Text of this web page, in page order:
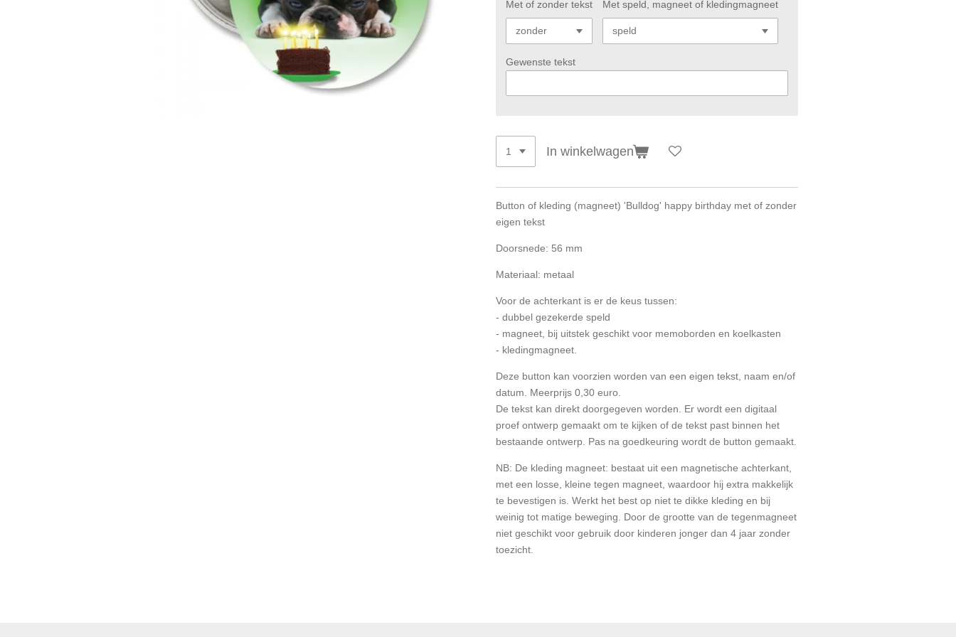
Met of zonder tekst Met speld, magneet of kledingmagneet
Gewenste tekst
In winkelwagen
Button of kleding (magneet) 'Bulldog' happy birthday met of zonder
eigen tekst
Doorsnede: 56 mm
Materiaal: metaal
Voor de achterkant is er de keus tussen:
- dubbel gezekerde speld
- magneet, bij uitstek geschikt voor memoborden en koelkasten
- kledingmagneet.
Deze button kan voorzien worden van een eigen tekst, naam en/of
datum. Meerprijs 0,30 euro.
De tekst kan direkt doorgegeven worden. Er wordt een digitaal
proef ontwerp gemaakt om te kijken of de tekst past binnen het
bestaande ontwerp. Pas na goedkeuring wordt de button gemaakt.
NB: De kleding magneet: bestaat uit een magnetische achterkant,
met een losse, kleine tegen magneet, waardoor hij extra makkelijk
te bevestigen is. Werkt het best op niet te dikke kleding en bij
weinig tot matige beweging. Door de grootte van de tegenmagneet
niet geschikt voor gebruik door kinderen jonger dan 4 jaar zonder
toezicht.